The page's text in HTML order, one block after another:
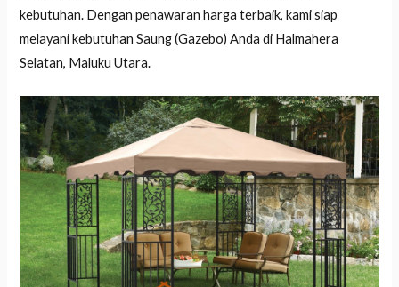
kebutuhan. Dengan penawaran harga terbaik, kami siap
melayani kebutuhan Saung (Gazebo) Anda di Halmahera
Selatan, Maluku Utara.